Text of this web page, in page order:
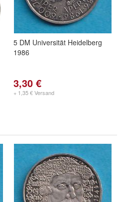
5 DM Universität Heidelberg
1986
3,30 €
+ 1,35 € Versand